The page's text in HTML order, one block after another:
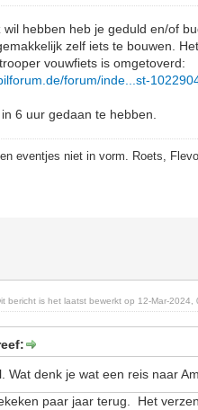
wil hebben heb je geduld en/of
zelf iets te bouwen.
vouwfiets is omgetoverd:
forum/inde...st-
6 uur gedaan te hebben.
eventjes niet in vorm. Roets,
bericht is het laatst bewerkt op 12-Mar-
Wat denk je wat een reis naar
paar jaar terug. Het